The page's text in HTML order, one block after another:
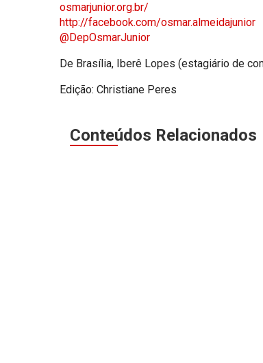
osmarjunior.org.br/
http://facebook.com/osmar.almeidajunior
@DepOsmarJunior
De Brasília, Iberê Lopes (estagiário de
Edição: Christiane Peres
Conteúdos Relacionados